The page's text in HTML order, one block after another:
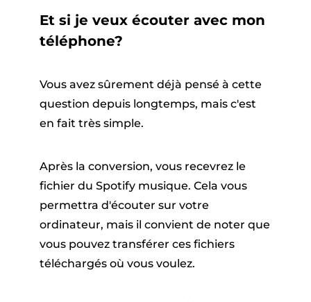
Et si je veux écouter avec mon
téléphone?
Vous avez sûrement déjà pensé à cette
question depuis longtemps, mais c'est
en fait très simple.
Après la conversion, vous recevrez le
fichier du Spotify musique. Cela vous
permettra d'écouter sur votre
ordinateur, mais il convient de noter que
vous pouvez transférer ces fichiers
téléchargés où vous voulez.